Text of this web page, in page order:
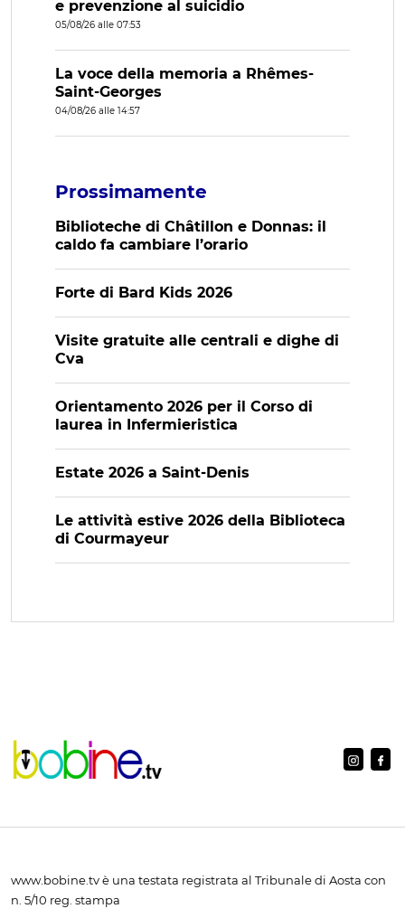
e prevenzione al suicidio
05/08/26 alle 07:53
La voce della memoria a Rhêmes-
Saint-Georges
04/08/26 alle 14:57
Prossimamente
Biblioteche di Châtillon e Donnas: il
caldo fa cambiare l’orario
Forte di Bard Kids 2026
Visite gratuite alle centrali e dighe di
Cva
Orientamento 2026 per il Corso di
laurea in Infermieristica
Estate 2026 a Saint-Denis
Le attività estive 2026 della Biblioteca
di Courmayeur
www.bobine.tv è una testata registrata al Tribunale di Aosta con
n. 5/10 reg. stampa